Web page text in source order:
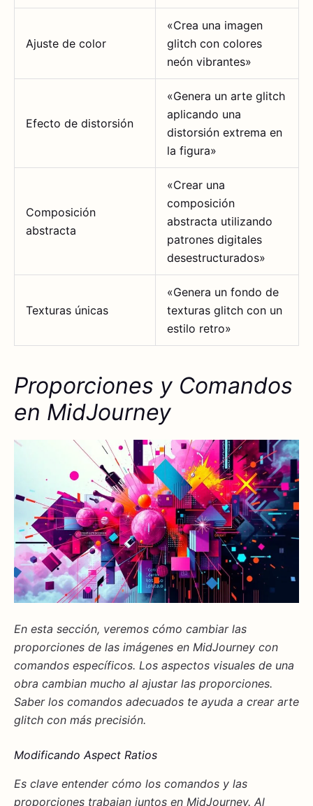
Ajuste de color
«Crea una imagen
glitch con colores
neón vibrantes»
Efecto de distorsión
«Genera un arte glitch
aplicando una
distorsión extrema en
la figura»
Composición
abstracta
«Crear una
composición
abstracta utilizando
patrones digitales
desestructurados»
Texturas únicas
«Genera un fondo de
texturas glitch con un
estilo retro»
Proporciones y Comandos
en MidJourney
En esta sección, veremos cómo cambiar las
proporciones de las imágenes en MidJourney con
comandos específicos. Los aspectos visuales de una
obra cambian mucho al ajustar las proporciones.
Saber los comandos adecuados te ayuda a crear arte
glitch con más precisión.
Modificando Aspect Ratios
Es clave entender cómo los comandos y las
proporciones trabajan juntos en MidJourney. Al